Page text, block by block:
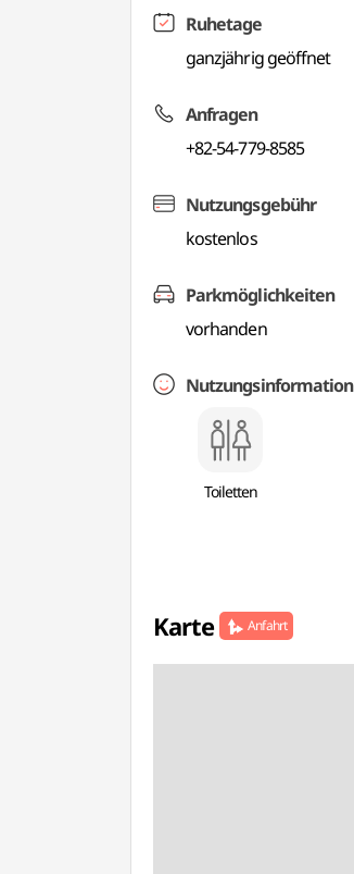
Ruhetage
ganzjährig geöffnet
Anfragen
+82-54-779-8585
Nutzungsgebühr
kostenlos
Parkmöglichkeiten
vorhanden
Nutzungsinformation
Toiletten
Karte Anfahrt